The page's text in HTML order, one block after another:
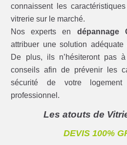
connaissent les
vitrerie sur le marché.
Nos experts en dépannage
attribuer une solution
De plus, ils n’hésiteront pas
conseils afin de prévenir les
sécurité de votre
professionnel.
Les atouts de
DEVIS 100%